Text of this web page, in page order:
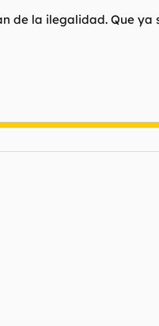
de la ilegalidad. Que ya